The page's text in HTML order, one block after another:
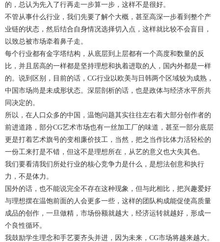
的，总认为先入了行再走一步算一步，这样不是很好。
不管从事什么行业，我们先要了解个大概，甚至高深一步看到整个产
业链的状态，然后结合自身情况选择切入点，这样就比较不会盲目，
以致总被市场牵着鼻子走。
每个行业都有金字塔结构，从底层到上层都有一个高度和数量的反
比，并且居高的一样都是坚持理想和执着进取的人，国内外都是一样
的。说到区别，目前的话，CG行业以欧美与日韩两个区域较为成熟，
中国市场尚是未成形状态。深层剖析的话，也是政体与经济水平所共
同决定的。
所以，在人口众多的中国，温饱问题其实往往左右着大部分创作者的
前进道路，部分CG艺术市场也有一丝加工厂的味道，甚至一部分底层
更是打着艺术旗号的变相廉价技工，当然，把之当作比体力活轻松的
一份工来打是不错，但这不是理想所在，从艺的意义也大失其色。
我们要看清我们所处行业的核心竞争力是什么，是想法创意和执行
力，不是体力。
国外的话，也不能说完全不存在这种现象，但与此相比，把兴趣爱好
与理想摆在温饱前面的人会更多一些，这样的团队构成能促使高质量
成品的创作，一旦做精，市场份额就越大，经济运转就越好，形成一
个良性循环。
我鼓励学生理念和手艺要齐头并进，因为未来，CG市场将越来越大。